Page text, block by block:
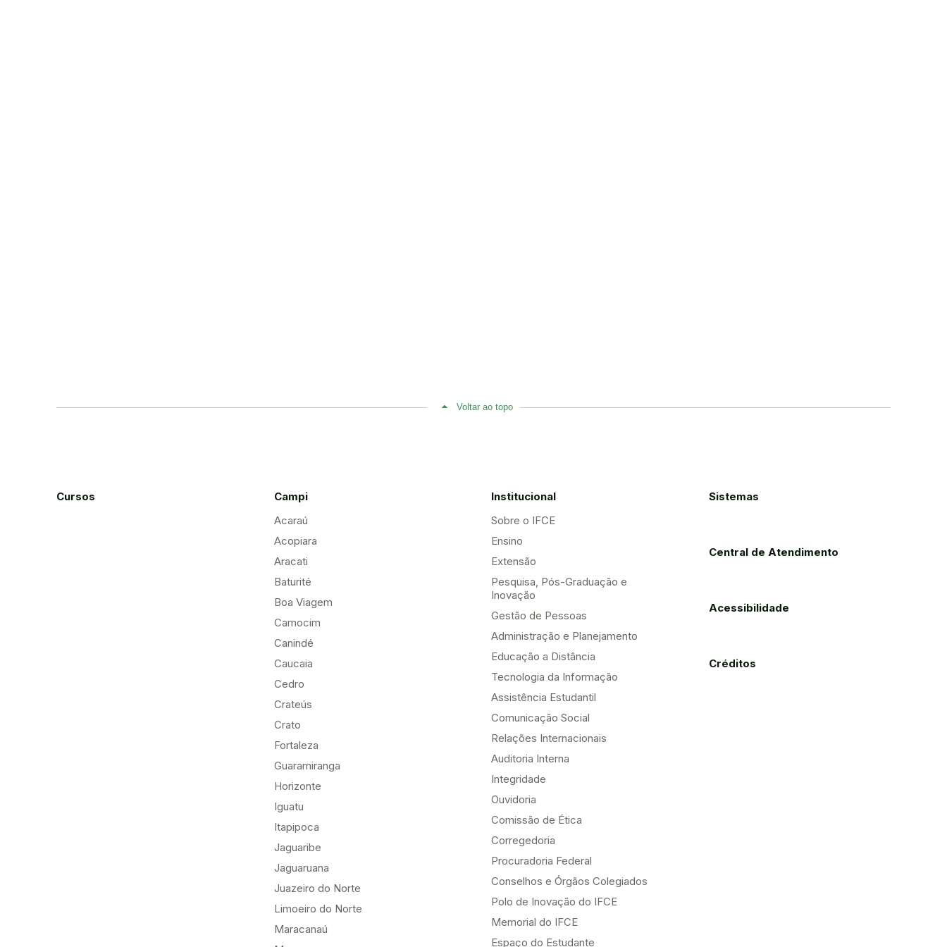
Voltar ao topo
Cursos
Campi
Acaraú
Acopiara
Aracati
Baturité
Boa Viagem
Camocim
Canindé
Caucaia
Cedro
Crateús
Crato
Fortaleza
Guaramiranga
Horizonte
Iguatu
Itapipoca
Jaguaribe
Jaguaruana
Juazeiro do Norte
Limoeiro do Norte
Maracanaú
Institucional
Sobre o IFCE
Ensino
Extensão
Pesquisa, Pós-Graduação e
Inovação
Gestão de Pessoas
Administração e Planejamento
Educação a Distância
Tecnologia da Informação
Assistência Estudantil
Comunicação Social
Relações Internacionais
Auditoria Interna
Integridade
Ouvidoria
Comissão de Ética
Corregedoria
Procuradoria Federal
Conselhos e Órgãos Colegiados
Polo de Inovação do IFCE
Memorial do IFCE
Espaço do Estudante
Sistemas
Central de Atendimento
Acessibilidade
Créditos